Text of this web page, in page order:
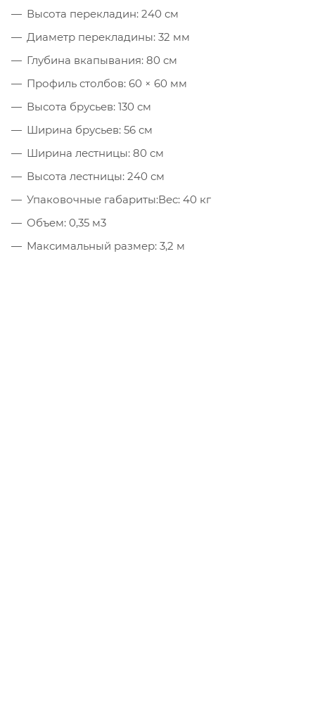
Высота перекладин: 240 см
Диаметр перекладины: 32 мм
Глубина вкапывания: 80 см
Профиль столбов: 60 × 60 мм
Высота брусьев: 130 см
Ширина брусьев: 56 см
Ширина лестницы: 80 см
Высота лестницы: 240 см
Упаковочные габариты:Вес: 40 кг
Объем: 0,35 м3
Максимальный размер: 3,2 м